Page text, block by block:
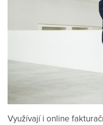
Využívají i online